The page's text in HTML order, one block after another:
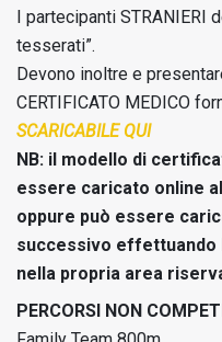
I partecipanti STRANIERI
tesserati”.
Devono inoltre e
CERTIFICATO MEDICO
SCARICABILE QUI
NB: il modello di
essere caricato online
oppure può essere
successivo effettuando
nella propria area
PERCORSI NON